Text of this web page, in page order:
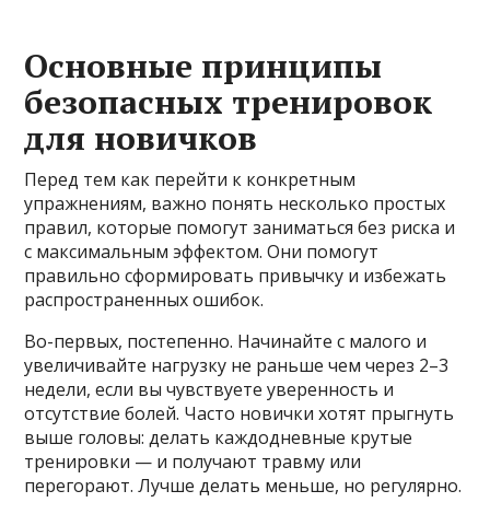
Основные принципы
безопасных тренировок
для новичков
Перед тем как перейти к конкретным
упражнениям, важно понять несколько простых
правил, которые помогут заниматься без риска и
с максимальным эффектом. Они помогут
правильно сформировать привычку и избежать
распространенных ошибок.
Во-первых, постепенно. Начинайте с малого и
увеличивайте нагрузку не раньше чем через 2–3
недели, если вы чувствуете уверенность и
отсутствие болей. Часто новички хотят прыгнуть
выше головы: делать каждодневные крутые
тренировки — и получают травму или
перегорают. Лучше делать меньше, но регулярно.